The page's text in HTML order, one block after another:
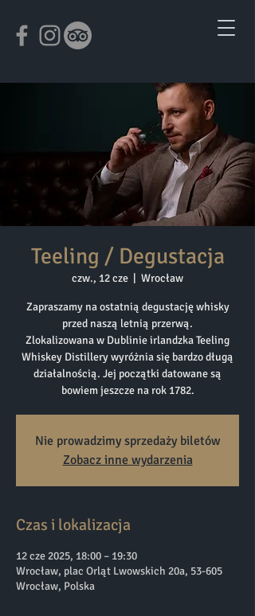
Teeling / Degustacja
czw., 12 cze Wrocław
Zapraszamy na ostatnią degustację whisky
przed naszą letnią przerwą.
Zlokalizowana w Dublinie irlandzka Teeling
Whiskey Distillery wyróżnia się bardzo długą
działalnością. Jej początki datowane są
bowiem jeszcze na rok 1782.
Nie prowadzimy sprzedaży biletów
Zobacz inne wydarzenia
Czas i lokalizacja
12 cze 2025, 18:00 – 19:30
Wrocław, plac Orląt Lwowskich 20a, 53-605
Wrocław, Polska